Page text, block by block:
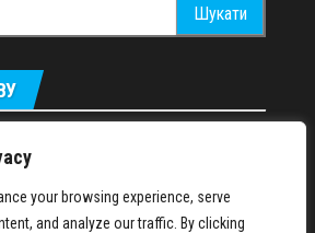
your browsing experience, serve
and analyze our traffic. By clicking
© 2018-2023